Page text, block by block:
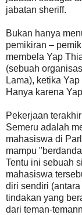
jabatan sheriff.
Bukan hanya
pemikiran –
membela Yap
(sebuah
Lama), ketika
Hanya karena
Pekerjaan
Semeru adalah
mahasiswa di
mampu
Tentu ini sebuah
mahasiswa
diri sendiri
tindakan yang
dari teman-